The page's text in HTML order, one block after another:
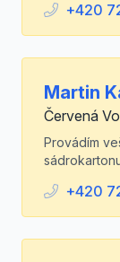
+420
Martin
Červená
Provádím
+420